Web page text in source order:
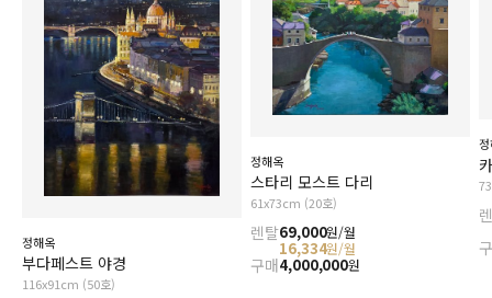
정해옥
부다페스트 야경
116x91cm (50호)
정해옥
스타리 모스트 다리
61x73cm (20호)
렌탈69,000원/월
16,334원/월
구매4,000,000원